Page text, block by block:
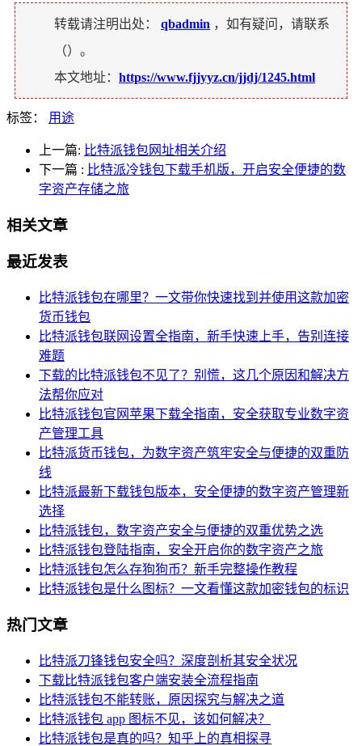
转载请注明出处： qbadmin ，如有疑问，请联系
（）。
本文地址： https://www.fjjyyz.cn/jjdj/1245.html
标签： 用途
上一篇: 比特派钱包网址相关介绍
下一篇 : 比特派冷钱包下载手机版，开启安全便捷的数
字资产存储之旅
相关文章
最近发表
比特派钱包在哪里？一文带你快速找到并使用这款加密
货币钱包
比特派钱包联网设置全指南，新手快速上手，告别连接
难题
下载的比特派钱包不见了？别慌，这几个原因和解决方
法帮你应对
比特派钱包官网苹果下载全指南，安全获取专业数字资
产管理工具
比特派货币钱包，为数字资产筑牢安全与便捷的双重防
线
比特派最新下载钱包版本，安全便捷的数字资产管理新
选择
比特派钱包，数字资产安全与便捷的双重优势之选
比特派钱包登陆指南，安全开启你的数字资产之旅
比特派钱包怎么存狗狗币？新手完整操作教程
比特派钱包是什么图标？一文看懂这款加密钱包的标识
热门文章
比特派刀锋钱包安全吗？深度剖析其安全状况
下载比特派钱包客户端安装全流程指南
比特派钱包不能转账，原因探究与解决之道
比特派钱包 app 图标不见，该如何解决？
比特派钱包是真的吗？知乎上的真相探寻